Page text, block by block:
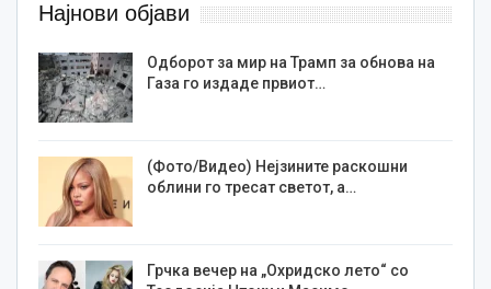
Најнови објави
Одборот за мир на Трамп за обнова на
Газа го издаде првиот…
(Фото/Видео) Нејзините раскошни
облини го тресат светот, а…
Грчка вечер на „Охридско лето“ со